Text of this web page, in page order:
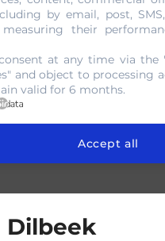
l’or.Chaque détail sera
véritable ou une
Dilbeek
by email, post,
their
at any time via the
and object to processing
valid for 6 months.
Accept all